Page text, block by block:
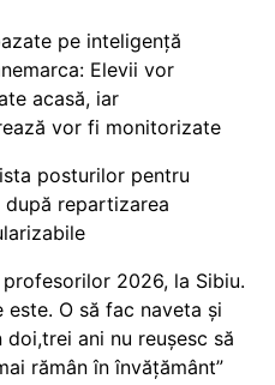
pe inteligență
Elevii vor
acasă, iar
vor fi monitorizate
posturilor pentru
repartizarea
2026, la Sibiu.
este. O să fac naveta și
ani nu reușesc să
rămân în învățământ”